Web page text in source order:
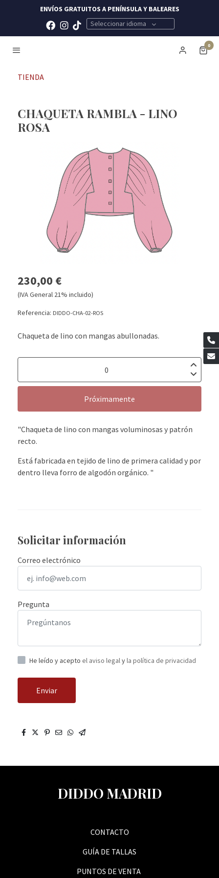
ENVÍOS GRATUITOS A PENÍNSULA Y BALEARES
Seleccionar idioma
0
TIENDA
CHAQUETA RAMBLA - LINO
ROSA
230,00 €
(IVA General 21% incluido)
Referencia: DIDDO-CHA-02-ROS
Chaqueta de lino con mangas abullonadas.
Próximamente
"Chaqueta de lino con mangas voluminosas y patrón
recto.
Está fabricada en tejido de lino de primera calidad y por
dentro lleva forro de algodón orgánico. "
Solicitar información
Correo electrónico
Pregunta
He leído y acepto el aviso legalyla política de privacidad
Enviar
DIDDO MADRID
CONTACTO
GUÍA DE TALLAS
PUNTOS DE VENTA